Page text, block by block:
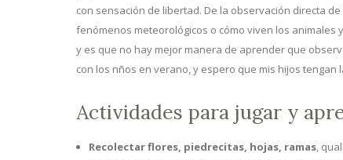
con sensación de libertad. De la observación directa
fenómenos meteorológicos o cómo viven los
y es que no hay mejor manera de aprender que
con los nños en verano, y espero que mis hijos
Actividades para jugar y
Recolectar flores, piedrecitas, hojas, ramas,